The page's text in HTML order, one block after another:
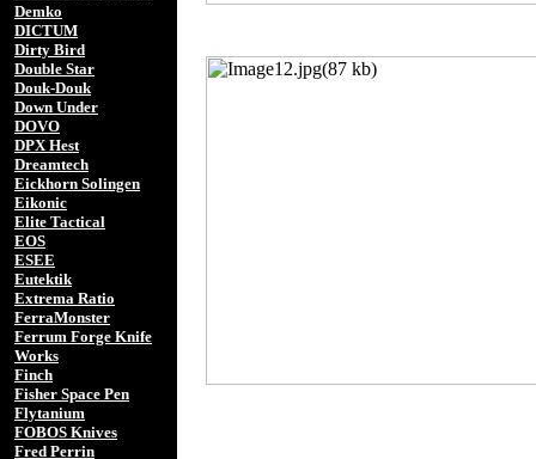
Demko
DICTUM
Dirty Bird
Double Star
Douk-Douk
Down Under
DOVO
DPX Hest
Dreamtech
Eickhorn Solingen
Eikonic
Elite Tactical
EOS
ESEE
Eutektik
Extrema Ratio
FerraMonster
Ferrum Forge Knife
Works
Finch
Fisher Space Pen
Flytanium
FOBOS Knives
Fred Perrin